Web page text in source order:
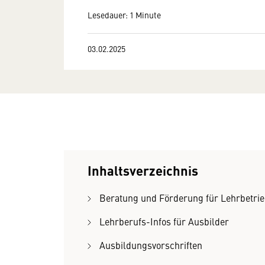
Lesedauer: 1 Minute
03.02.2025
Inhaltsverzeichnis
Beratung und Förderung für
Lehrberufs-Infos für Ausbilder
Ausbildungsvorschriften